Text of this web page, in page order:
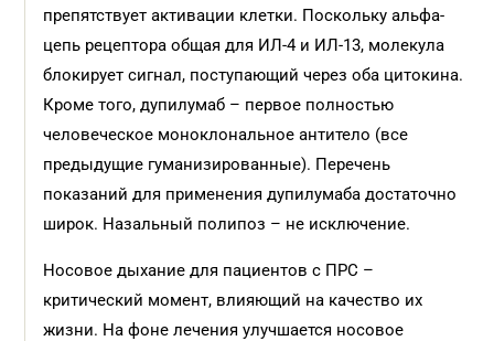
препятствует активации клетки. Поскольку альфа-
цепь рецептора общая для ИЛ-4 и ИЛ-13, молекула
блокирует сигнал, поступающий через оба цитокина.
Кроме того, дупилумаб – первое полностью
человеческое моноклональное антитело (все
предыдущие гуманизированные). Перечень
показаний для применения дупилумаба достаточно
широк. Назальный полипоз – не исключение.
Носовое дыхание для пациентов с ПРС –
критический момент, влияющий на качество их
жизни. На фоне лечения улучшается носовое